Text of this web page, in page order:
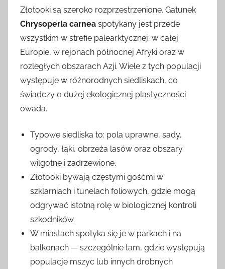
Złotooki są szeroko rozprzestrzenione. Gatunek
Chrysoperla carnea spotykany jest przede
wszystkim w strefie palearktycznej: w całej
Europie, w rejonach północnej Afryki oraz w
rozległych obszarach Azji. Wiele z tych populacji
występuje w różnorodnych siedliskach, co
świadczy o dużej ekologicznej plastyczności
owada.
Typowe siedliska to: pola uprawne, sady,
ogrody, łąki, obrzeża lasów oraz obszary
wilgotne i zadrzewione.
Złotooki bywają częstymi gośćmi w
szklarniach i tunelach foliowych, gdzie mogą
odgrywać istotną rolę w biologicznej kontroli
szkodników.
W miastach spotyka się je w parkach i na
balkonach — szczególnie tam, gdzie występują
populacje mszyc lub innych drobnych